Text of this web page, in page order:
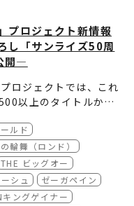
プロジェクト新情報
し「サンライズ50周
開―
ロジェクトでは、これ
以上のタイトルか
描き下ろしビジュアル
！
品展開などを通じ、よ
お楽しみいただける機
。
ルド
輪舞（ロンド）
THE ビッグオー
シュ
ゼーガペイン
キングゲイナー